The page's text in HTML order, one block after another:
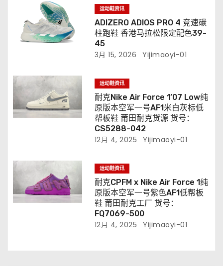
运动鞋资讯
ADIZERO ADIOS PRO 4 竞速碳
柱跑鞋 香港马拉松限定配色39-
45
3月 15, 2026 Yijimaoyi-01
运动鞋资讯
耐克Nike Air Force 1’07 Low纯
原版本空军一号AF1米白灰标低
帮板鞋 莆田耐克货源 货号：
CS5288-042
12月 4, 2025 Yijimaoyi-01
运动鞋资讯
耐克CPFM x Nike Air Force 1纯
原版本空军一号紫色AF1低帮板
鞋 莆田耐克工厂 货号：
FQ7069-500
12月 4, 2025 Yijimaoyi-01